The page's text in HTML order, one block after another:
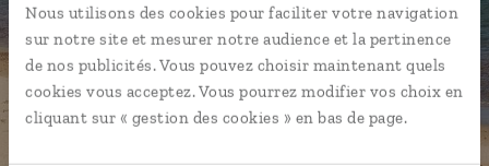
Nous utilisons des cookies pour faciliter votre navigation
sur notre site et mesurer notre audience et la pertinence
de nos publicités. Vous pouvez choisir maintenant quels
cookies vous acceptez. Vous pourrez modifier vos choix en
cliquant sur « gestion des cookies » en bas de page.
près de vos envies et de la réalité du pays.
Échangez en face à face ou depuis nos studios
connectés en agence, mais aussi par email ou
téléphone.